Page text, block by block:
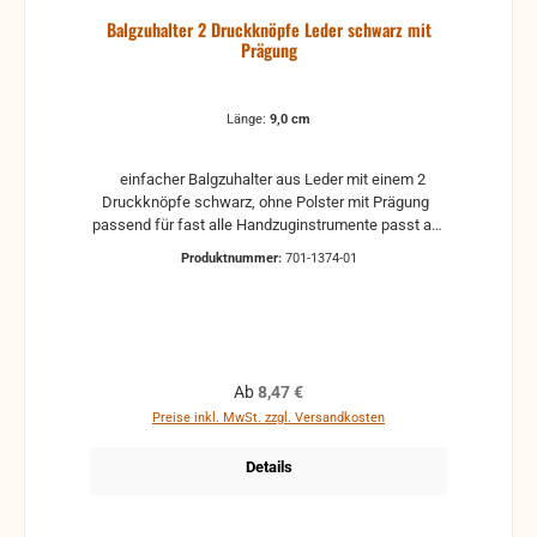
Balgzuhalter 2 Druckknöpfe Leder schwarz mit
Prägung
Länge: 9,0 cm
Druckknöpfe schwarz, ohne Polster mit Prägung
passend für fast alle Handzuginstrumente passt auf
viele Weltmeister-Akkordeons Abstand zwischen
Produktnummer: 701-1374-01
Regulärer Preis:
Ab8,47 €
Preise inkl. MwSt. zzgl. Versandkosten
Details